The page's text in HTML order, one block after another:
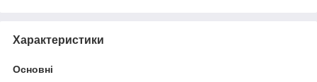
Характеристики
Основні